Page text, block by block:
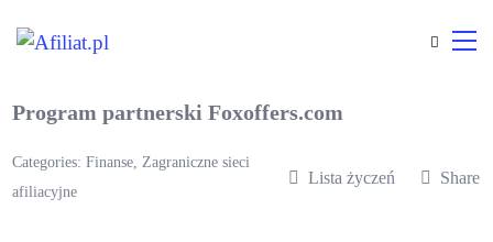
Program partnerski Foxoffers.com
Categories:Finanse,Zagraniczne sieci
afiliacyjne
Lista życzeń Share